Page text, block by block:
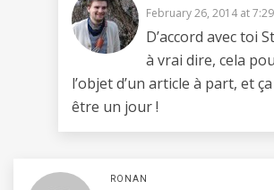
February 26, 2014 at
D’accord avec toi
à vrai dire, cela
l’objet d’un article à part, et
être un jour !
RONAN